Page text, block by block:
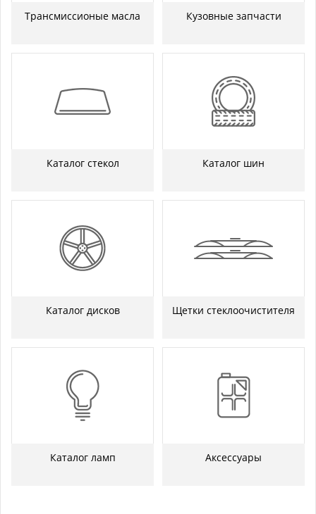
Трансмиссионые масла Кузовные запчасти
Каталог стекол Каталог шин
Каталог дисков Щетки стеклоочистителя
Каталог ламп Аксессуары